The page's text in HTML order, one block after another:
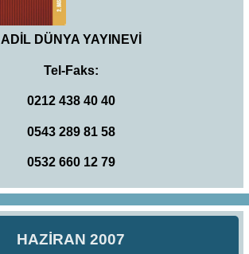
ADİL DÜNYA YAYINEVİ
Tel-Faks:
0212 438 40 40
0543 289 81 58
0532 660 12 79
HAZİRAN 2007